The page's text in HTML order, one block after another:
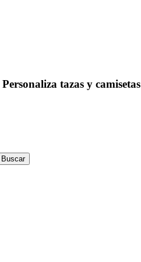
Personaliza tazas y camisetas
Buscar